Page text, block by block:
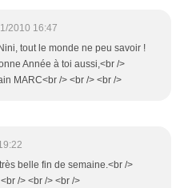
2010 16:47
tout le monde ne peu savoir !
Année à toi aussi,<br />
MARC<br /> <br /> <br />
belle fin de semaine.<br />
/> <br /> <br />